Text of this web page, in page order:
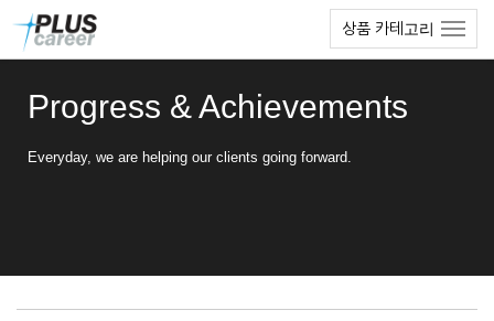
상품 카테고리
Progress & Achievements
Everyday, we are helping our clients going forward.